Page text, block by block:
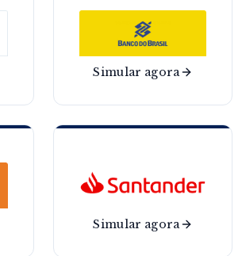
Simular agora
Simular agora